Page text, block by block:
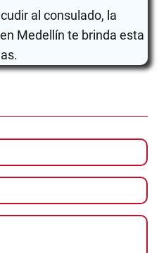
al consulado, la
Medellín te brinda esta